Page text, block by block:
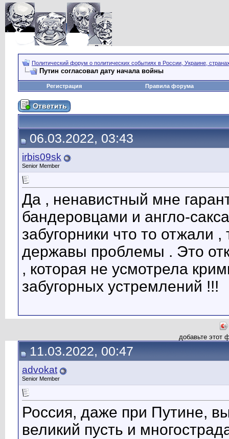
Политический форум о политических событиях в России, Украине,
Путин согласовал дату начала войны
Регистрация Правила форума
06.03.2022, 03:43
irbis09sk
Senior Member
Да , ненавистный мне
бандеровцами и англо-
забугорники что то отжали
державы проблемы . Это
, которая не усмотрела
забугорных устремлений !!!
добавьте этот
11.03.2022, 00:47
advokat
Senior Member
Россия, даже при Путине,
великий пусть и